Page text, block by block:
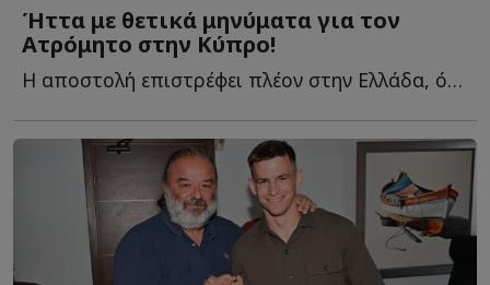
Ήττα με θετικά μηνύματα για τον
Ατρόμητο στην Κύπρο!
Η αποστολή επιστρέφει πλέον στην Ελλάδα, όπου αναμένεται ν...